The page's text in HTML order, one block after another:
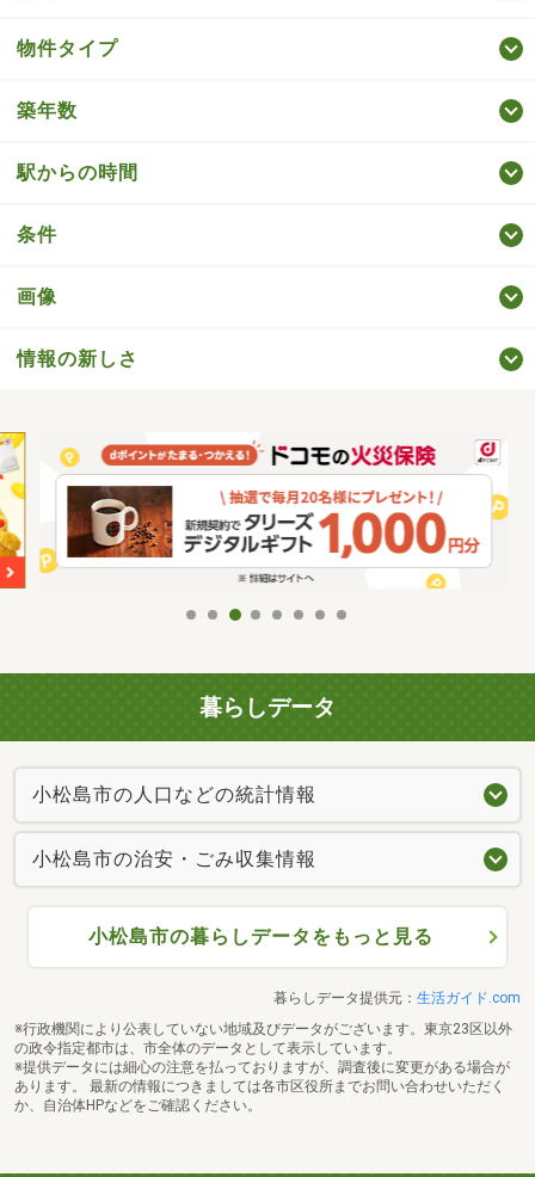
物件タイプ
築年数
駅からの時間
条件
画像
情報の新しさ
暮らしデータ
小松島市の人口などの統計情報
小松島市の治安・ごみ収集情報
小松島市の暮らしデータをもっと見る
暮らしデータ提供元： 生活ガイド.com
※行政機関により公表していない地域及びデータがございます。東京23区以外
の政令指定都市は、市全体のデータとして表示しています。
※提供データには細心の注意を払っておりますが、調査後に変更がある場合が
あります。 最新の情報につきましては各市区役所までお問い合わせいただく
か、自治体HPなどをご確認ください。